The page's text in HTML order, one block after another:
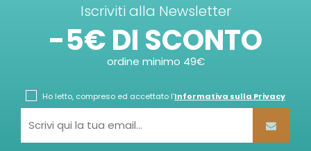
Iscriviti alla Newsletter
-5€ DI SCONTO
ordine minimo 49€
Ho letto, compreso ed accettato l'Informativa sulla Privacy